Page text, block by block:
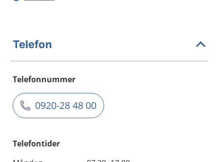
Telefon
Telefonnummer
0920-28 48 00
Telefontider